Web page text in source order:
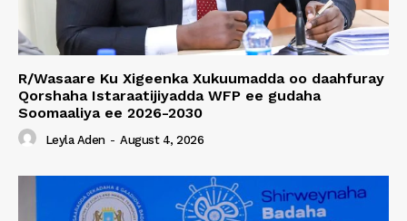
R/Wasaare Ku Xigeenka Xukuumadda oo daahfuray
Qorshaha Istaraatijiyadda WFP ee gudaha
Soomaaliya ee 2026-2030
Leyla Aden - August 4, 2026